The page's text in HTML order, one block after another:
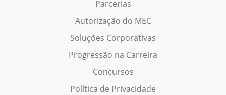
Parcerias
Autorização do MEC
Soluções Corporativas
Progressão na Carreira
Concursos
Política de Privacidade